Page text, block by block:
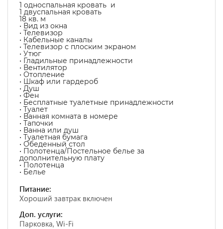
1 односпальная кровать и
1 двуспальная кровать
18 кв. м
• Вид из окна
• Телевизор
• Кабельные каналы
• Телевизор с плоским экраном
• Утюг
• Гладильные принадлежности
• Вентилятор
• Отопление
• Шкаф или гардероб
• Душ
• Фен
• Бесплатные туалетные принадлежности
• Туалет
• Ванная комната в номере
• Тапочки
• Ванна или душ
• Туалетная бумага
• Обеденный стол
• Полотенца/Постельное белье за
дополнительную плату
• Полотенца
• Белье
Питание:
Хороший завтрак включен
Доп. услуги:
Парковка, Wi-Fi